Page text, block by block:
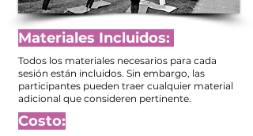
Materiales Incluidos:
Todos los materiales necesarios para cada
sesión están incluidos. Sin embargo, las
participantes pueden traer cualquier material
adicional que consideren pertinente​.
Costo: